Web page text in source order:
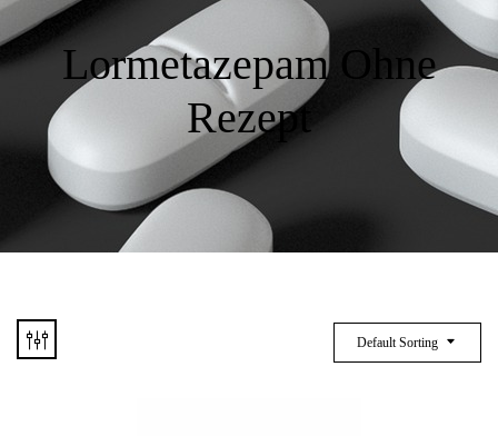
Lormetazepam Ohne
Rezept
Default Sorting